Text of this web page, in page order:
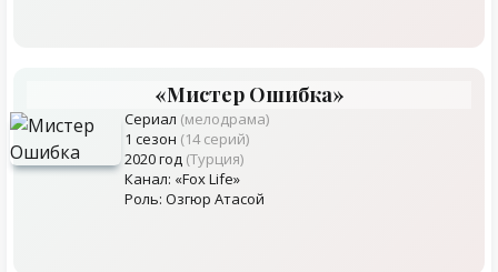
«Мистер Ошибка»
Сериал (мелодрама)
1 сезон (14 серий)
2020 год (Турция)
Канал: «Fox Life»
Роль: Озгюр Атасой